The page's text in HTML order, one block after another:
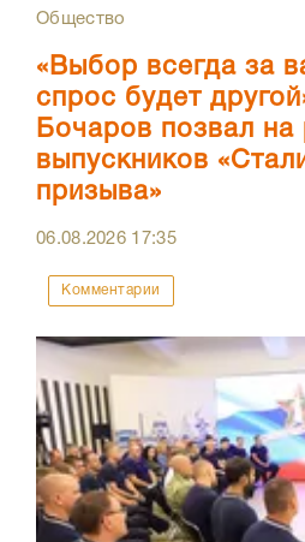
Общество
«Выбор всегда за
спрос будет
Бочаров позвал на
выпускников
призыва»
06.08.2026 17:35
Комментарии